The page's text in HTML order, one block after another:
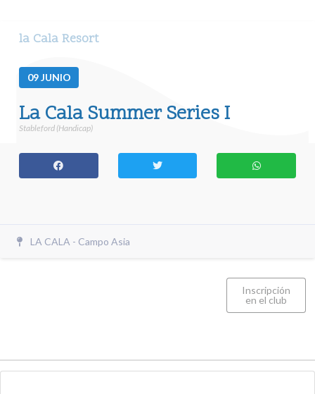
la Cala Resort
09JUNIO
La Cala Summer Series I
Stableford (Handicap)
LA CALA - Campo Asia
Inscripción
en el club